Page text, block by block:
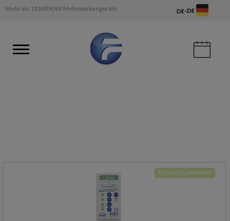
Mehr als 13500 KNX Mehrmarkengeräte DE-DE
STOCK CLEARANCE